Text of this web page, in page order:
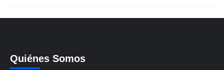
Quiénes Somos